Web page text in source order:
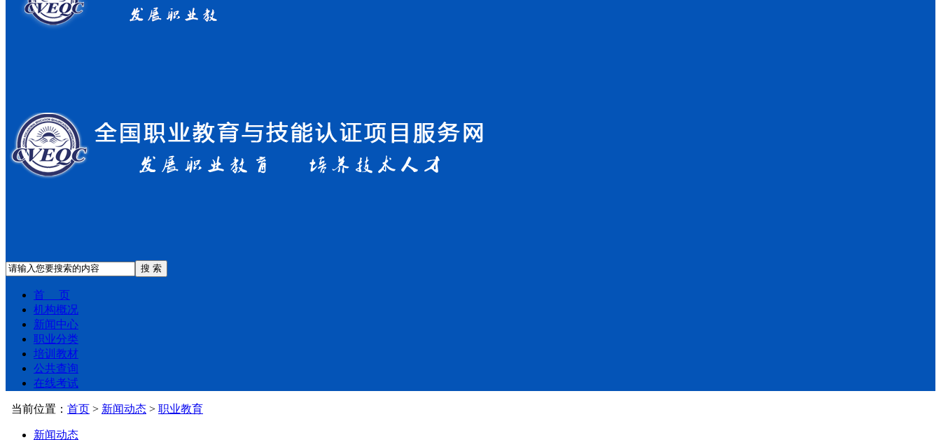
搜 索
首 页
机构概况
新闻中心
职业分类
培训教材
公共查询
在线考试
当前位置： 首页 > 新闻动态 > 职业教育
新闻动态